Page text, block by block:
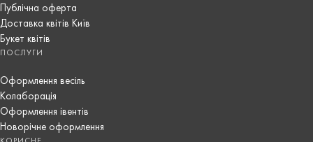
Публічна оферта
Доставка квітів Київ
Букет квітів
ПОСЛУГИ
Оформлення весіль
Колаборація
Оформлення івентів
Новорічне оформлення